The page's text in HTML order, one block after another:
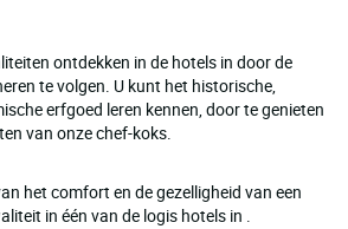
ontdekken in de hotels in door de
te volgen. U kunt het historische,
erfgoed leren kennen, door te genieten
van onze chef-koks.
het comfort en de gezelligheid van een
in één van de logis hotels in .